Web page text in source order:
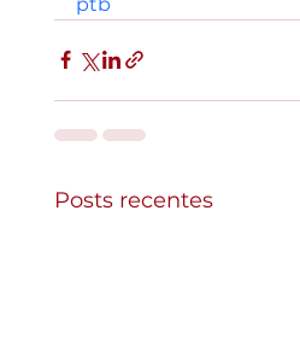
Posts recentes